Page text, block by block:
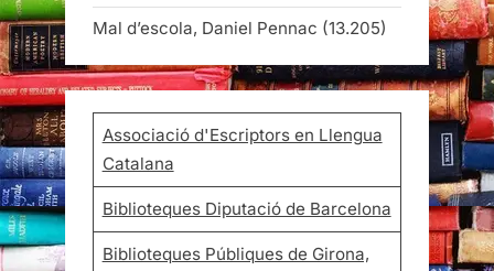
Mal d’escola, Daniel Pennac (13.205)
Associació d'Escriptors en Llengua
Catalana
Biblioteques Diputació de Barcelona
Biblioteques Públiques de Girona,